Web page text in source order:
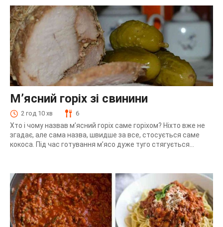
М’ясний горіх зі свинини
2 год 10 хв 6
Хто і чому назвав м’ясний горіх саме горіхом? Ніхто вже не
згадає, але сама назва, швидше за все, стосується саме
кокоса. Під час готування м’ясо дуже туго стягується...